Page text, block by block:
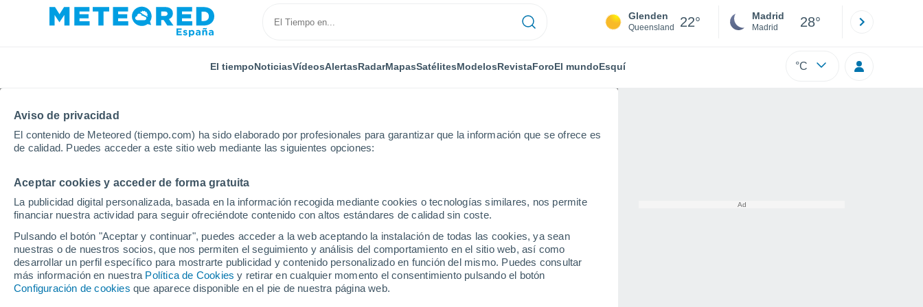
Aviso de privacidad
El contenido de Meteored (tiempo.com) ha sido elaborado por profesionales para garantizar que la información que se ofrece es
de calidad. Puedes acceder a este sitio web mediante las siguientes opciones:
Aceptar cookies y acceder de forma gratuita
La publicidad digital personalizada, basada en la información recogida mediante cookies o tecnologías similares, nos permite
financiar nuestra actividad para seguir ofreciéndote contenido con altos estándares de calidad sin coste.
Pulsando el botón "Aceptar y continuar", puedes acceder a la web aceptando la instalación de todas las cookies, ya sean
nuestras o de nuestros socios, que nos permiten el seguimiento y análisis del comportamiento en el sitio web, así como
desarrollar un perfil específico para mostrarte publicidad y contenido personalizado en función del mismo. Puedes consultar
más información en nuestra Política de Cookies y retirar en cualquier momento el consentimiento pulsando el botón
Configuración de cookies que aparece disponible en el pie de nuestra página web.
Glenden
Queensland 22° Madrid
Madrid 28°
El tiempoNoticiasVídeosAlertasRadarMapasSatélitesModelosRevistaForoEl mundoEsquí °C
Inicio Australia Queensland Glenden
El Tiempo en Glenden - QLD
10:34 Sábado ...
Por horas